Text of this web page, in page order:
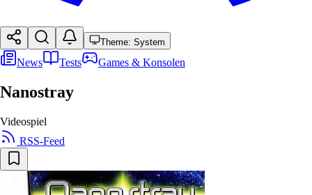
Theme: System
News Tests Games & Konsolen
Nanostray
Videospiel
RSS-Feed